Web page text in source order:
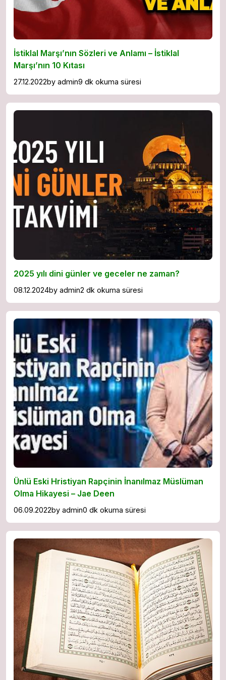
İstiklal Marşı’nın Sözleri ve Anlamı – İstiklal
Marşı’nın 10 Kıtası
27.12.2022by admin9 dk okuma süresi
2025 yılı dini günler ve geceler ne zaman?
08.12.2024by admin2 dk okuma süresi
Ünlü Eski Hristiyan Rapçinin İnanılmaz Müslüman
Olma Hikayesi – Jae Deen
06.09.2022by admin0 dk okuma süresi